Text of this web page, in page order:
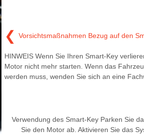
❮ Vorsichtsmaßnahmen Bezug auf den
HINWEIS Wenn Sie Ihren Smart-Key
Motor nicht mehr starten. Wenn das
werden muss, wenden Sie sich an eine
Verwendung des Smart-Key Parken Sie
Sie den Motor ab. Aktivieren Sie das